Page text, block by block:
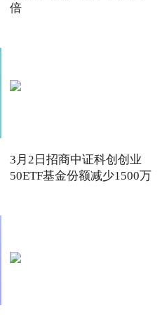
倍
3月2日招商中证科创创业
50ETF基金份额减少1500万